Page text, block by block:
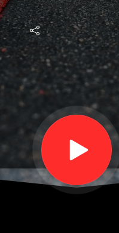
pra
| CAFÉ